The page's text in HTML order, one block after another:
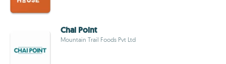
Chai Point
Mountain Trail Foods Pvt Ltd